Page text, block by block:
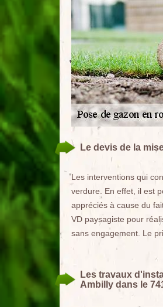
Le devis de la
Les interventions qui
verdure. En effet, il est
appréciés à cause du
VD paysagiste pour
sans engagement. Le
Les travaux
Ambilly dans le